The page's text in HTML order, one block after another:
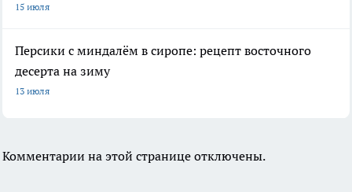
15 июля
Персики с миндалём в сиропе: рецепт восточного
десерта на зиму
13 июля
Комментарии на этой странице отключены.